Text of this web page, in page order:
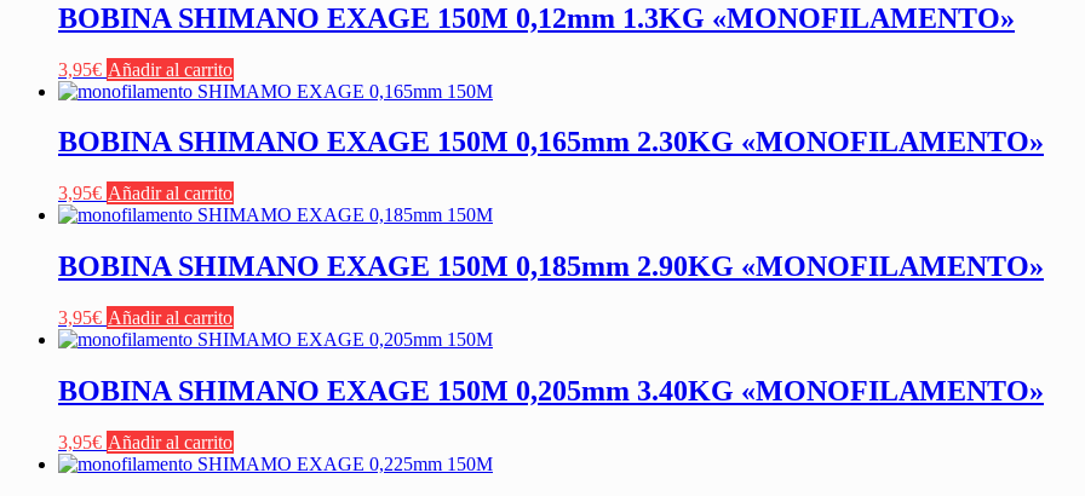
BOBINA SHIMANO EXAGE 150M 0,12mm 1.3KG «MONOFILAMENTO»
3,95€ Añadir al carrito
BOBINA SHIMANO EXAGE 150M 0,165mm 2.30KG «MONOFILAMENTO»
3,95€ Añadir al carrito
BOBINA SHIMANO EXAGE 150M 0,185mm 2.90KG «MONOFILAMENTO»
3,95€ Añadir al carrito
BOBINA SHIMANO EXAGE 150M 0,205mm 3.40KG «MONOFILAMENTO»
3,95€ Añadir al carrito